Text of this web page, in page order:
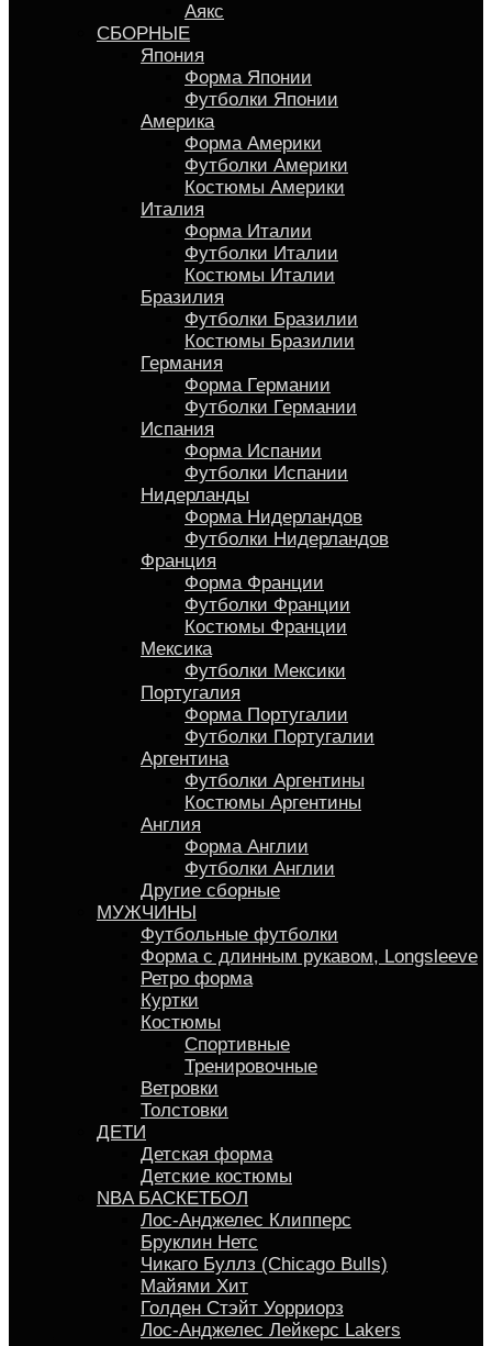
Аякс
СБОРНЫЕ
Япония
Форма Японии
Футболки Японии
Америка
Форма Америки
Футболки Америки
Костюмы Америки
Италия
Форма Италии
Футболки Италии
Костюмы Италии
Бразилия
Футболки Бразилии
Костюмы Бразилии
Германия
Форма Германии
Футболки Германии
Испания
Форма Испании
Футболки Испании
Нидерланды
Форма Нидерландов
Футболки Нидерландов
Франция
Форма Франции
Футболки Франции
Костюмы Франции
Мексика
Футболки Мексики
Португалия
Форма Португалии
Футболки Португалии
Аргентина
Футболки Аргентины
Костюмы Аргентины
Англия
Форма Англии
Футболки Англии
Другие сборные
МУЖЧИНЫ
Футбольные футболки
Форма с длинным рукавом, Longsleeve
Ретро форма
Куртки
Костюмы
Спортивные
Тренировочные
Ветровки
Толстовки
ДЕТИ
Детская форма
Детские костюмы
NBA БАСКЕТБОЛ
Лос-Анджелес Клипперс
Бруклин Нетс
Чикаго Буллз (Chicago Bulls)
Майями Хит
Голден Стэйт Уорриорз
Лос-Анджелес Лейкерс Lakers